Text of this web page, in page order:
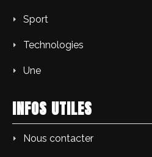
Sport
Technologies
Une
INFOS UTILES
Nous contacter